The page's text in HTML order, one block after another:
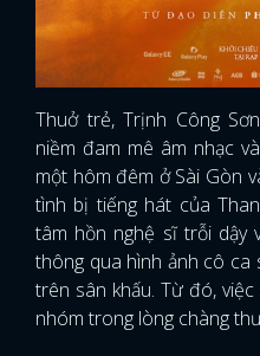
Thuở trẻ, Trịnh Công
niềm đam mê âm nhạc
một hôm đêm ở Sài Gòn
tình bị tiếng hát của
tâm hồn nghệ sĩ trỗi dậy
thông qua hình ảnh cô ca
trên sân khấu. Từ đó,
nhóm trong lòng chàng